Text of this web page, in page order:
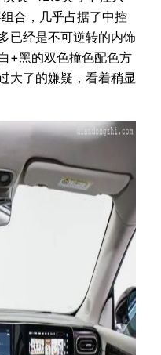
合，几乎占据了中控
已经是不可逆转的内饰
+黑的双色撞色配色方
大了的嫌疑，看着稍显